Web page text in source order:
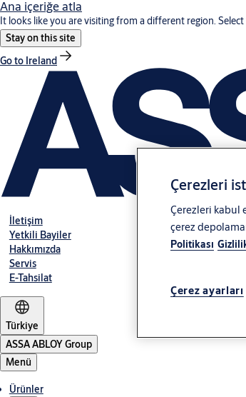
Ana içeriğe atla
It looks like you are visiting from a different region.
Stay on this site
Go to Ireland
İletişim
Yetkili Bayiler
Hakkımızda
Servis
E-Tahsilat
Türkiye
ASSA ABLOY Group
Menü
Ürünler
Çerezleri
Çerezleri kabul
çerez
Politikası
Çerez ayarları